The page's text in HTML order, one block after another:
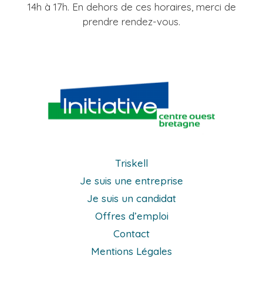
14h à 17h. En dehors de ces horaires, merci de
prendre rendez-vous.
Triskell
Je suis une entreprise
Je suis un candidat
Offres d’emploi
Contact
Mentions Légales